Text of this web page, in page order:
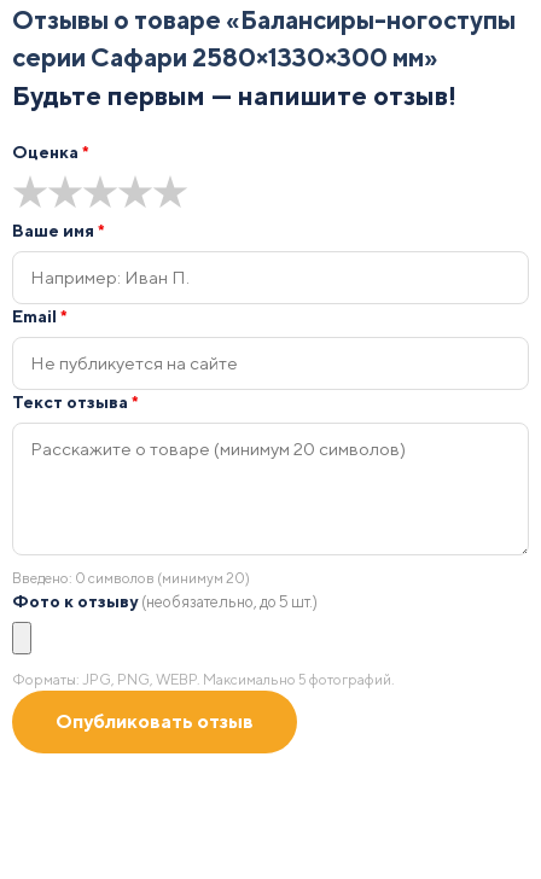
Отзывы о товаре «Балансиры-ногоступы
серии Сафари 2580×1330×300 мм»
Будьте первым — напишите отзыв!
Оценка *
★
★
★
★
★
Ваше имя *
Email *
Текст отзыва *
Введено: 0 символов (минимум 20)
Фото к отзыву (необязательно, до 5 шт.)
Форматы: JPG, PNG, WEBP. Максимально 5 фотографий.